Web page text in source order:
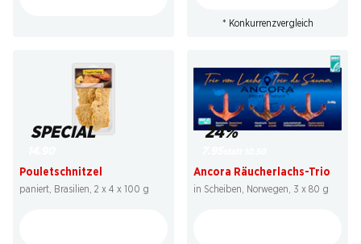
* Konkurrenzvergleich
SPECIAL
Pouletschnitzel
paniert, Brasilien, 2 x 4 x 100 g
24%
Ancora Räucherlachs-Trio
in Scheiben, Norwegen, 3 x 80 g